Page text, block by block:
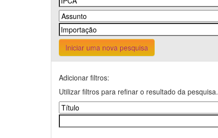
Iniciar uma nova pesquisa
Adicionar filtros:
Utilizar filtros para refinar o resultado da pesquisa.